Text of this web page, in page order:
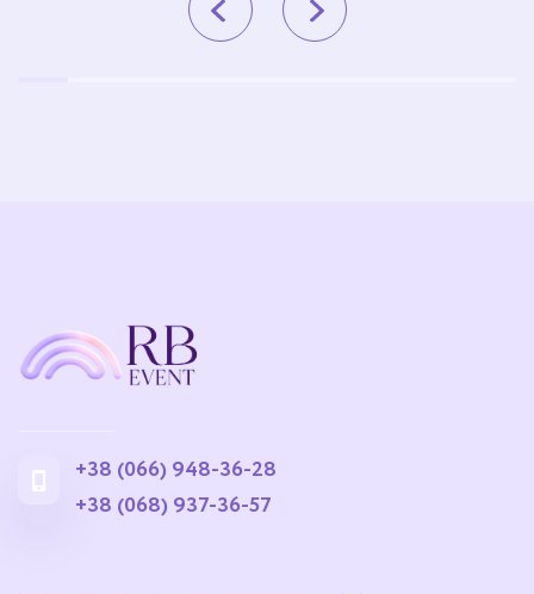
+38 (066) 948-36-28
+38 (068) 937-36-57